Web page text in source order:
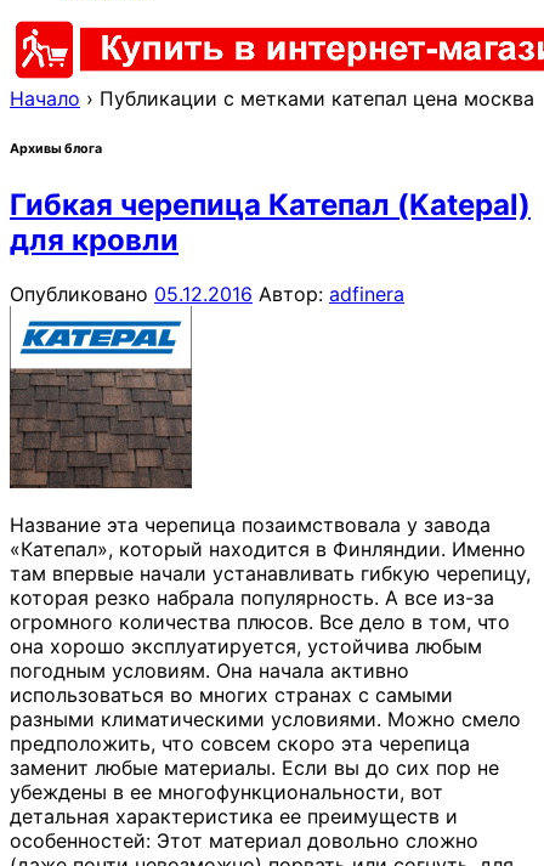
Начало › Публикации с метками катепал цена москва
Архивы блога
Гибкая черепица Катепал (Katepal)
для кровли
Опубликовано 05.12.2016 Автор: adfinera
Название эта черепица позаимствовала у завода
«Катепал», который находится в Финляндии. Именно
там впервые начали устанавливать гибкую черепицу,
которая резко набрала популярность. А все из-за
огромного количества плюсов. Все дело в том, что
она хорошо эксплуатируется, устойчива любым
погодным условиям. Она начала активно
использоваться во многих странах с самыми
разными климатическими условиями. Можно смело
предположить, что совсем скоро эта черепица
заменит любые материалы. Если вы до сих пор не
убеждены в ее многофункциональности, вот
детальная характеристика ее преимуществ и
особенностей: Этот материал довольно сложно